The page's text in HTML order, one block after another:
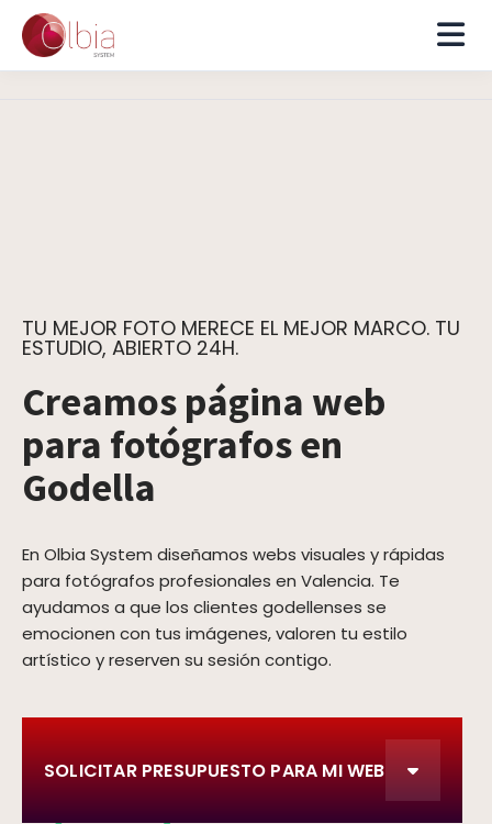
TU MEJOR FOTO MERECE EL MEJOR MARCO. TU
ESTUDIO, ABIERTO 24H.
Creamos página web
para fotógrafos en
Godella
En Olbia System diseñamos webs visuales y rápidas
para fotógrafos profesionales en Valencia. Te
ayudamos a que los clientes godellenses se
emocionen con tus imágenes, valoren tu estilo
artístico y reserven su sesión contigo.
SOLICITAR PRESUPUESTO PARA MI WEB